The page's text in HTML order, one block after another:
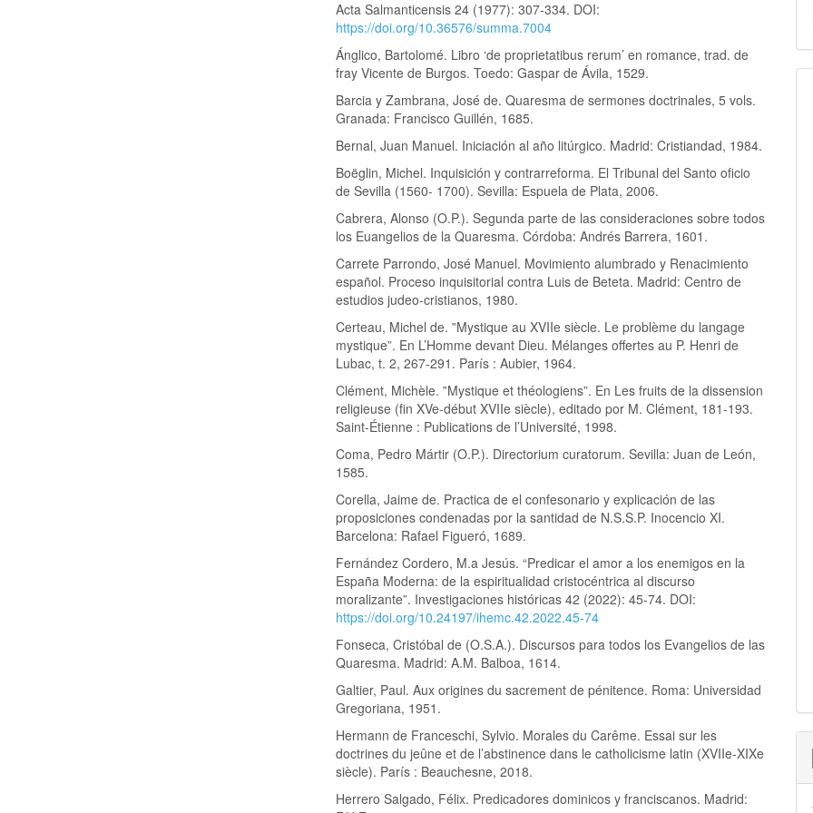
Acta Salmanticensis 24 (1977): 307-334. DOI:
https://doi.org/10.36576/summa.7004
Ánglico, Bartolomé. Libro ‘de proprietatibus rerum’ en romance, trad. de
fray Vicente de Burgos. Toedo: Gaspar de Ávila, 1529.
Barcia y Zambrana, José de. Quaresma de sermones doctrinales, 5 vols.
Granada: Francisco Guillén, 1685.
Bernal, Juan Manuel. Iniciación al año litúrgico. Madrid: Cristiandad, 1984.
Boëglin, Michel. Inquisición y contrarreforma. El Tribunal del Santo oficio
de Sevilla (1560- 1700). Sevilla: Espuela de Plata, 2006.
Cabrera, Alonso (O.P.). Segunda parte de las consideraciones sobre todos
los Euangelios de la Quaresma. Córdoba: Andrés Barrera, 1601.
Carrete Parrondo, José Manuel. Movimiento alumbrado y Renacimiento
español. Proceso inquisitorial contra Luis de Beteta. Madrid: Centro de
estudios judeo-cristianos, 1980.
Certeau, Michel de. ‟Mystique au XVIIe siècle. Le problème du langage
mystique”. En L’Homme devant Dieu. Mélanges offertes au P. Henri de
Lubac, t. 2, 267-291. París : Aubier, 1964.
Clément, Michèle. ‟Mystique et théologiens”. En Les fruits de la dissension
religieuse (fin XVe-début XVIIe siècle), editado por M. Clément, 181-193.
Saint-Étienne : Publications de l’Université, 1998.
Coma, Pedro Mártir (O.P.). Directorium curatorum. Sevilla: Juan de León,
1585.
Corella, Jaime de. Practica de el confesonario y explicación de las
proposiciones condenadas por la santidad de N.S.S.P. Inocencio XI.
Barcelona: Rafael Figueró, 1689.
Fernández Cordero, M.a Jesús. “Predicar el amor a los enemigos en la
España Moderna: de la espiritualidad cristocéntrica al discurso
moralizante”. Investigaciones históricas 42 (2022): 45-74. DOI:
https://doi.org/10.24197/ihemc.42.2022.45-74
Fonseca, Cristóbal de (O.S.A.). Discursos para todos los Evangelios de las
Quaresma. Madrid: A.M. Balboa, 1614.
Galtier, Paul. Aux origines du sacrement de pénitence. Roma: Universidad
Gregoriana, 1951.
Hermann de Franceschi, Sylvio. Morales du Carême. Essai sur les
doctrines du jeûne et de l’abstinence dans le catholicisme latin (XVIIe-XIXe
siècle). París : Beauchesne, 2018.
Herrero Salgado, Félix. Predicadores dominicos y franciscanos. Madrid: